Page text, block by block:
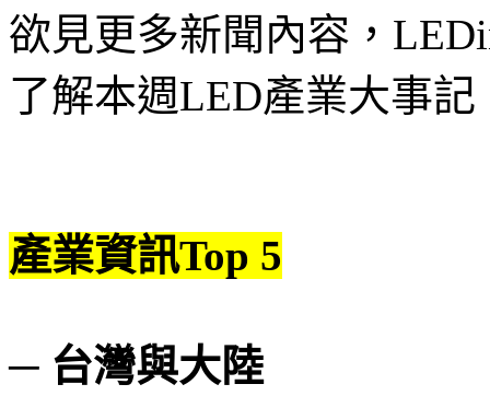
欲見更多新聞內容，
了解本週LED產業大事記
產業資訊Top 5
─ 台灣與大陸